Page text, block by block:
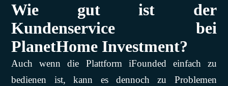
Wie gut ist der
Kundenservice bei
PlanetHome Investment?
Auch wenn die Plattform iFounded einfach zu
bedienen ist, kann es dennoch zu Problemen